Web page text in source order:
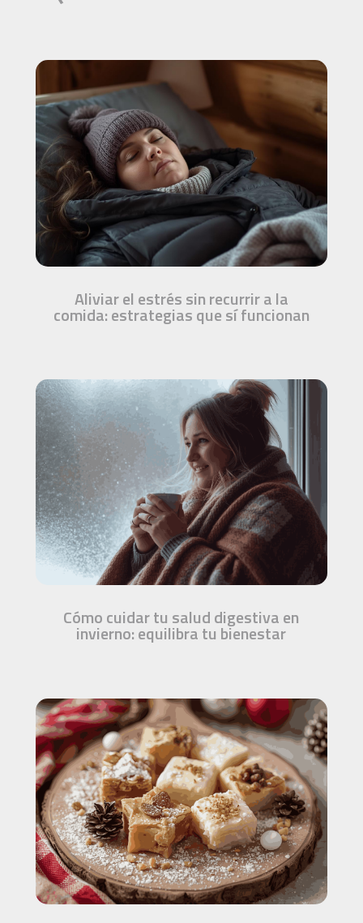
Aliviar el estrés sin recurrir a la
comida: estrategias que sí funcionan
Cómo cuidar tu salud digestiva en
invierno: equilibra tu bienestar